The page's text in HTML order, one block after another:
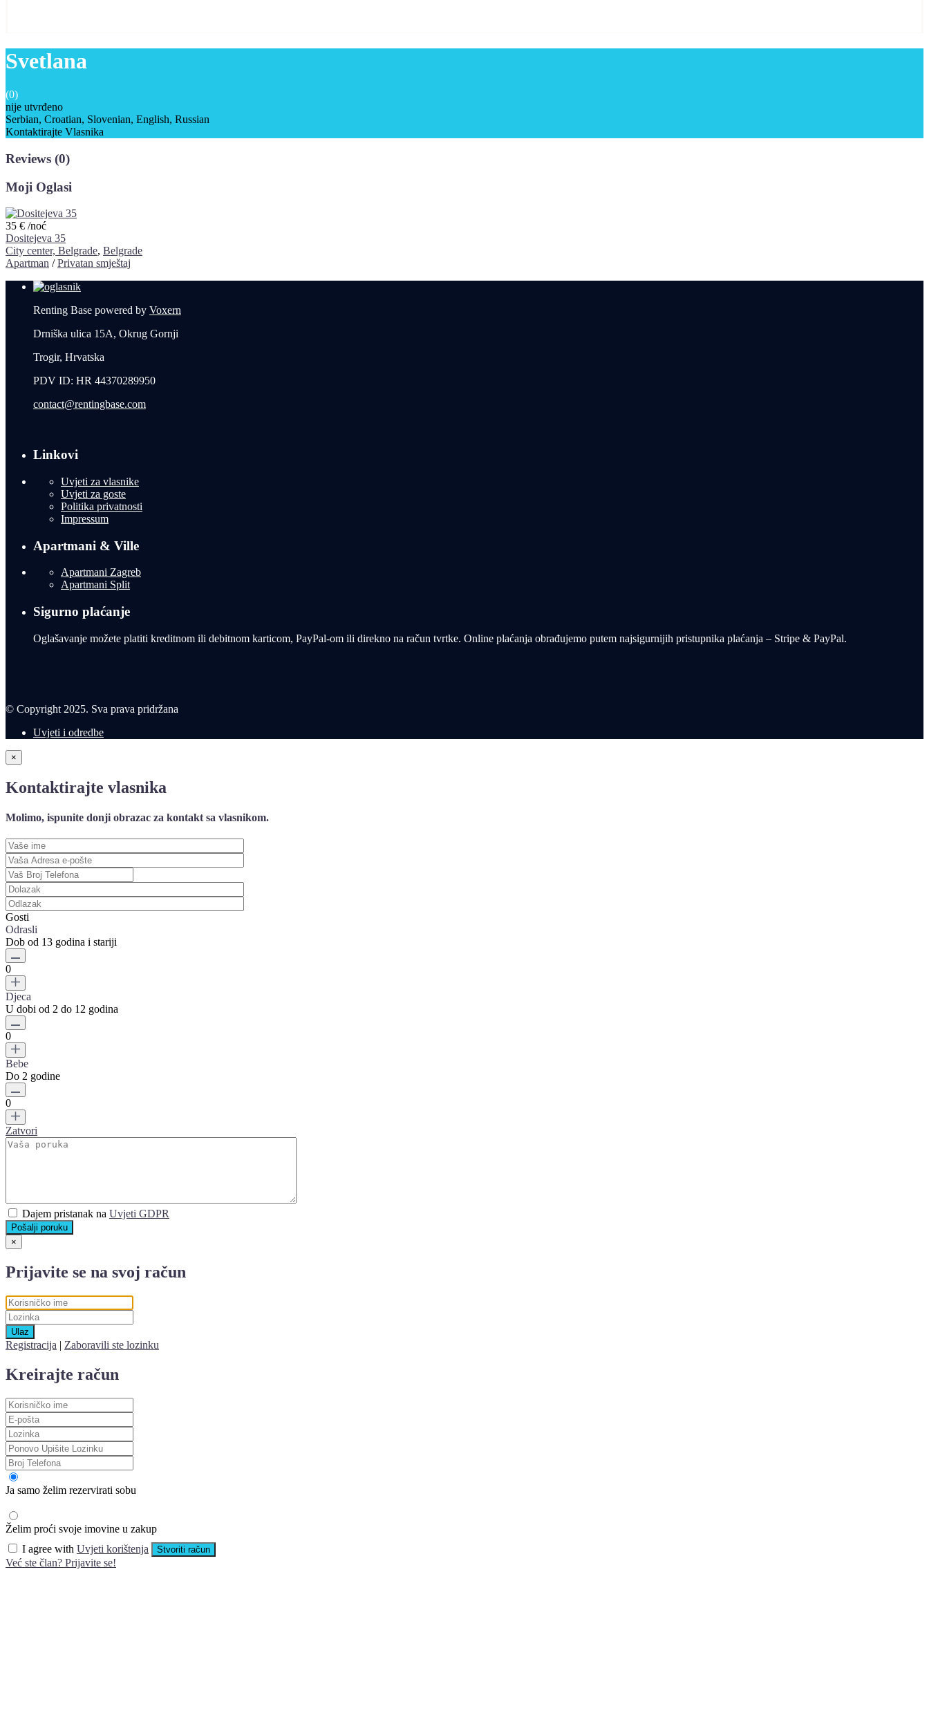
Svetlana
(0)
nije utvrđeno
Serbian, Croatian, Slovenian, English, Russian
Kontaktirajte Vlasnika
Reviews (0)
Moji Oglasi
35 € /noć
Dositejeva 35
City center, Belgrade, Belgrade
Apartman /Privatan smještaj
Renting Base powered by Voxern
Drniška ulica 15A, Okrug Gornji
Trogir, Hrvatska
PDV ID: HR 44370289950
contact@rentingbase.com
Linkovi
Uvjeti za vlasnike
Uvjeti za goste
Politika privatnosti
Impressum
Apartmani & Ville
Apartmani Zagreb
Apartmani Split
Sigurno plaćanje
Oglašavanje možete platiti kreditnom ili debitnom karticom, PayPal-om ili direkno na račun tvrtke. Online plaćanja obrađujemo putem najsigurnijih pristupnika plaćanja – Stripe & PayPal.
© Copyright 2025. Sva prava pridržana
Uvjeti i odredbe
×
Kontaktirajte vlasnika
Molimo, ispunite donji obrazac za kontakt sa vlasnikom.
Gosti
Odrasli
Dob od 13 godina i stariji
0
Djeca
U dobi od 2 do 12 godina
0
Bebe
Do 2 godine
0
Zatvori
Dajem pristanak na Uvjeti GDPR
Pošalji poruku
×
Prijavite se na svoj račun
Ulaz
Registracija | Zaboravili ste lozinku
Kreirajte račun
Ja samo želim rezervirati sobu
Želim proći svoje imovine u zakup
I agree with Uvjeti korištenja Stvoriti račun
Već ste član? Prijavite se!